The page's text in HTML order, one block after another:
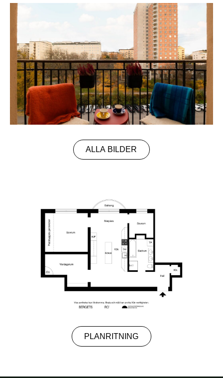
ALLA BILDER
PLANRITNING